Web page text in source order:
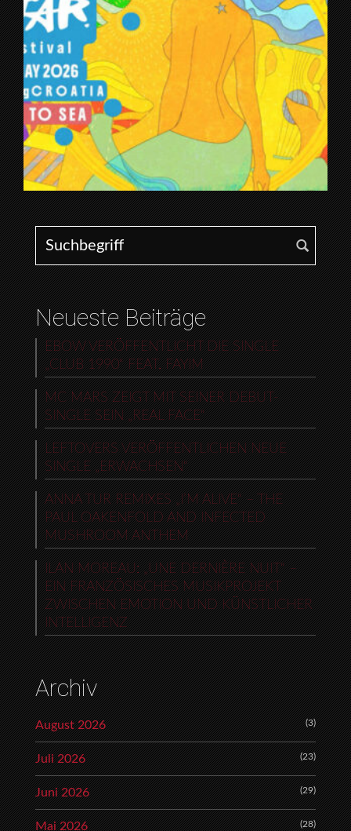
Search for:
Neueste Beiträge
EBOW VERÖFFENTLICHT DIE SINGLE
„CLUB 1990“ FEAT. FAYIM
MC MARS ZEIGT MIT SEINER DEBUT-
SINGLE SEIN „REAL FACE“
LEFTOVERS VERÖFFENTLICHEN NEUE
SINGLE „ERWACHSEN“
ANNA TUR REMIXES „I’M ALIVE“ – THE
PAUL OAKENFOLD AND INFECTED
MUSHROOM ANTHEM
ILAN MOREAU: „UNE DERNIÈRE NUIT“ –
EIN FRANZÖSISCHES MUSIKPROJEKT
ZWISCHEN EMOTION UND KÜNSTLICHER
INTELLIGENZ
Archiv
August 2026 (3)
Juli 2026 (23)
Juni 2026 (29)
Mai 2026 (28)